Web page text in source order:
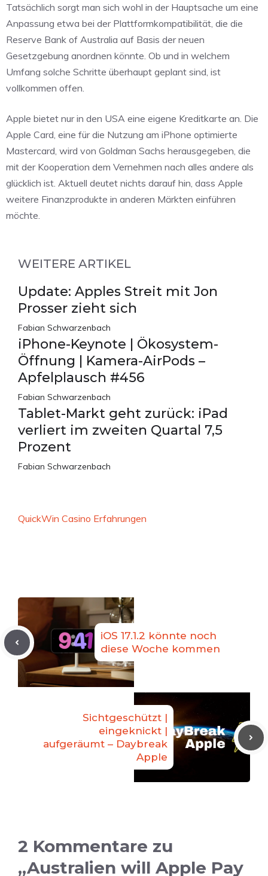
Tatsächlich sorgt man sich wohl in der Hauptsache um eine
Anpassung etwa bei der Plattformkompatibilität, die die
Reserve Bank of Australia auf Basis der neuen
Gesetzgebung anordnen könnte. Ob und in welchem
Umfang solche Schritte überhaupt geplant sind, ist
vollkommen offen.
Apple bietet nur in den USA eine eigene Kreditkarte an. Die
Apple Card, eine für die Nutzung am iPhone optimierte
Mastercard, wird von Goldman Sachs herausgegeben, die
mit der Kooperation dem Vernehmen nach alles andere als
glücklich ist. Aktuell deutet nichts darauf hin, dass Apple
weitere Finanzprodukte in anderen Märkten einführen
möchte.
WEITERE ARTIKEL
Update: Apples Streit mit Jon
Prosser zieht sich
Fabian Schwarzenbach
iPhone-Keynote | Ökosystem-
Öffnung | Kamera-AirPods –
Apfelplausch #456
Fabian Schwarzenbach
Tablet-Markt geht zurück: iPad
verliert im zweiten Quartal 7,5
Prozent
Fabian Schwarzenbach
QuickWin Casino Erfahrungen
iOS 17.1.2 könnte noch
diese Woche kommen
Sichtgeschützt |
eingeknickt |
aufgeräumt – Daybreak
Apple
2 Kommentare zu
„Australien will Apple Pay